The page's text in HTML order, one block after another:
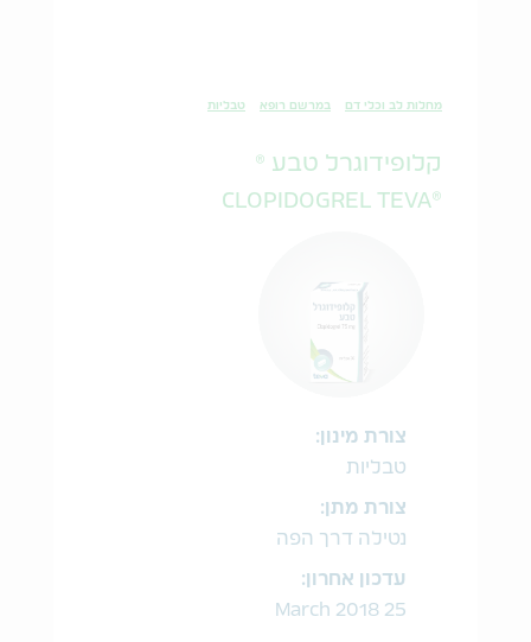
מחלות לב וכלי דם במרשם רופא טבליות
קלופידוגרל טבע ®
®CLOPIDOGREL TEVA
צורת מינון:
טבליות
צורת מתן:
נטילה דרך הפה
עדכון אחרון:
25 March 2018